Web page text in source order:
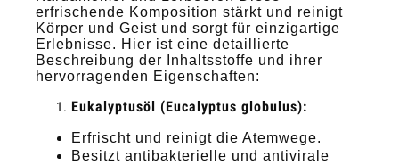
erfrischende Komposition stärkt und reinigt
Körper und Geist und sorgt für einzigartige
Erlebnisse. Hier ist eine detaillierte
Beschreibung der Inhaltsstoffe und ihrer
hervorragenden Eigenschaften:
Eukalyptusöl (Eucalyptus globulus):
Erfrischt und reinigt die Atemwege.
Besitzt antibakterielle und antivirale